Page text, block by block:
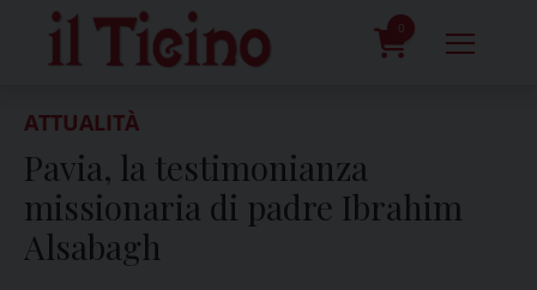
content
0
ATTUALITÀ
Pavia, la testimonianza
missionaria di padre Ibrahim
Alsabagh